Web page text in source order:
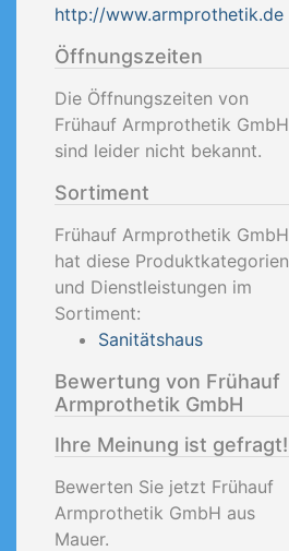
http://www.armprothetik.de
Öffnungszeiten
Die Öffnungszeiten von
Frühauf Armprothetik GmbH
sind leider nicht bekannt.
Sortiment
Frühauf Armprothetik GmbH
hat diese Produktkategorien
und Dienstleistungen im
Sortiment:
Sanitätshaus
Bewertung von Frühauf
Armprothetik GmbH
Ihre Meinung ist gefragt!
Bewerten Sie jetzt Frühauf
Armprothetik GmbH aus
Mauer.